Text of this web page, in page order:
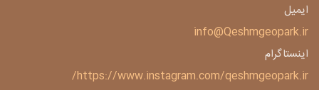
ایمیل
info@Qeshmgeopark.ir
اینستاگرام
https://www.instagram.com/qeshmgeopark.ir/